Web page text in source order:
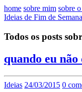
home sobre mim sobre
Ideias de Fim de Semana
Todos os posts
quando eu
Ideias 24/03/2015 0